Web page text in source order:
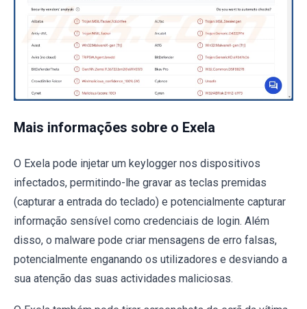
Mais informações sobre o Exela
O Exela pode injetar um keylogger nos dispositivos
infectados, permitindo-lhe gravar as teclas premidas
(capturar a entrada do teclado) e potencialmente capturar
informação sensível como credenciais de login. Além
disso, o malware pode criar mensagens de erro falsas,
potencialmente enganando os utilizadores e desviando a
sua atenção das suas actividades maliciosas.